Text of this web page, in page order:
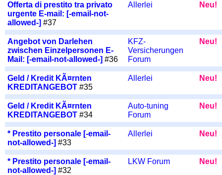
Offerta di prestito tra privato
urgente E-mail: [-email-not-
allowed-] #37
Allerlei Neu!
Angebot von Darlehen
zwischen Einzelpersonen E-
Mail: [-email-not-allowed-] #36
KFZ-
Versicherungen
Forum
Neu!
Geld / Kredit KÃ¤rnten
KREDITANGEBOT #35
Allerlei Neu!
Geld / Kredit KÃ¤rnten
KREDITANGEBOT #34
Auto-tuning
Forum
Neu!
* Prestito personale [-email-
not-allowed-] #33
Allerlei Neu!
* Prestito personale [-email-
not-allowed-] #32
LKW Forum Neu!